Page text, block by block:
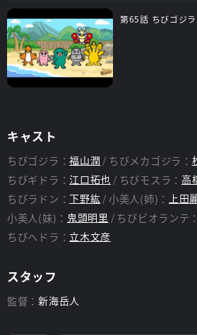
第65話 ちびゴジ
キャスト
ちびゴジラ：福山潤 ちびメカゴジラ：
ちびギドラ：江口拓也 ちびモスラ： 高
ちびラドン：下野紘 小美人(姉)： 上田
小美人(妹)： 鬼頭明里 ちびビオランテ
ちびヘドラ： 立木文彦
スタッフ
監督：新海岳人